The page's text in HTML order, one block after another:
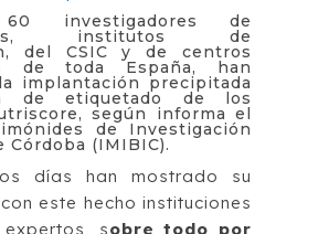
investigadores de
institutos de
del CSIC y de centros
de toda España, han
implantación precipitada
de etiquetado de los
según informa el
de Investigación
Córdoba (IMIBIC).
días han mostrado su
este hecho instituciones
sobre todo por